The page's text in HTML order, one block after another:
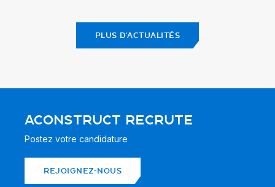
PLUS D'ACTUALITÉS
ACONSTRUCT RECRUTE
Postez votre candidature
REJOIGNEZ-NOUS